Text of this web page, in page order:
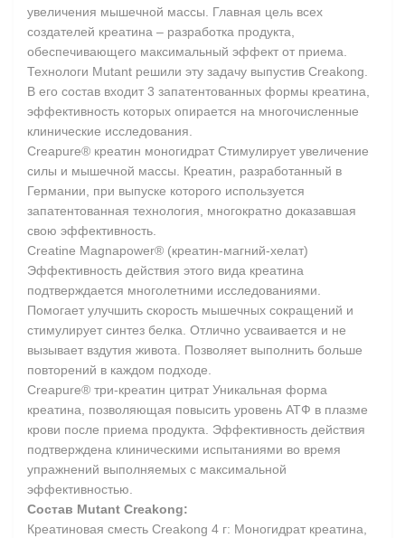
увеличения мышечной массы. Главная цель всех
создателей креатина – разработка продукта,
обеспечивающего максимальный эффект от приема.
Технологи Mutant решили эту задачу выпустив Creakong.
В его состав входит 3 запатентованных формы креатина,
эффективность которых опирается на многочисленные
клинические исследования.
Creapure® креатин моногидрат Стимулирует увеличение
силы и мышечной массы. Креатин, разработанный в
Германии, при выпуске которого используется
запатентованная технология, многократно доказавшая
свою эффективность.
Creatine Magnapower® (креатин-магний-хелат)
Эффективность действия этого вида креатина
подтверждается многолетними исследованиями.
Помогает улучшить скорость мышечных сокращений и
стимулирует синтез белка. Отлично усваивается и не
вызывает вздутия живота. Позволяет выполнить больше
повторений в каждом подходе.
Creapure® три-креатин цитрат Уникальная форма
креатина, позволяющая повысить уровень АТФ в плазме
крови после приема продукта. Эффективность действия
подтверждена клиническими испытаниями во время
упражнений выполняемых с максимальной
эффективностью.
Состав Mutant Creakong:
Креатиновая сместь Creakong 4 г: Моногидрат креатина,